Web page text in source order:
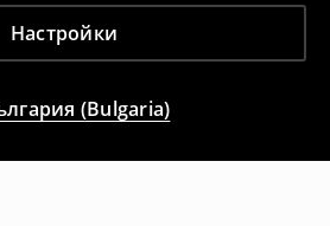
Настройки
(Bulgaria)